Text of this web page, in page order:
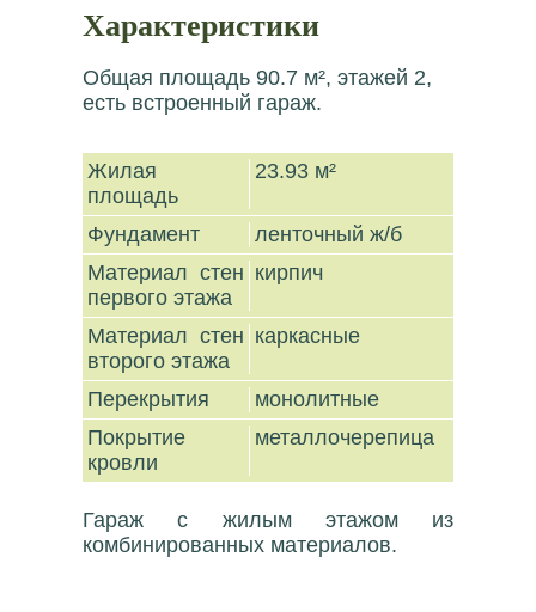
Характеристики
Общая площадь 90.7 м², этажей 2,
есть встроенный гараж.
Жилая
площадь
23.93 м²
Фундамент
ленточный ж/б
Материал стен
первого этажа
кирпич
Материал стен
второго этажа
каркасные
Перекрытия
монолитные
Покрытие
кровли
металлочерепица
Гараж с жилым этажом из
комбинированных материалов.